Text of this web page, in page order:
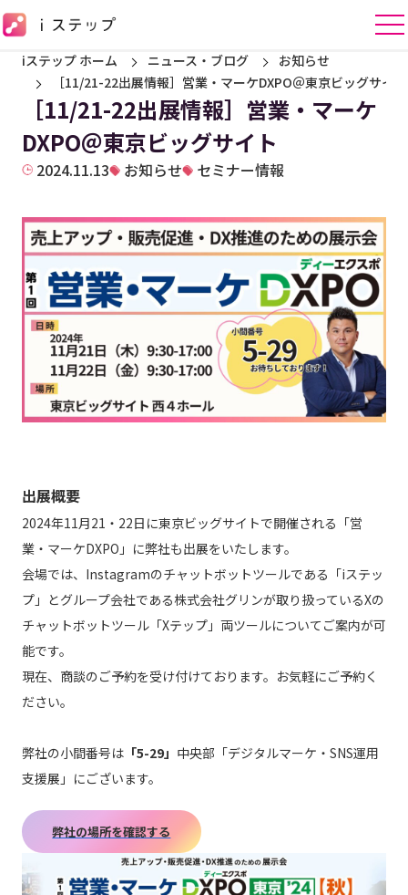
iステップ ホーム ニュース・ブログ
お知らせ
［11/21-22出展情報］営業・マーケDXPO＠東京ビッグサイト
［11/21-22出展情報］営業・マーケ
DXPO＠東京ビッグサイト
2024.11.13 お知らせ セミナー情報
出展概要
2024年11月21・22日に東京ビッグサイトで開催される「営
業・マーケDXPO」に弊社も出展をいたします。
会場では、Instagramのチャットボットツールである「iステッ
プ」とグループ会社である株式会社グリンが取り扱っているXの
チャットボットツール「Xテップ」両ツールについてご案内が可
能です。
現在、商談のご予約を受け付けております。お気軽にご予約く
ださい。
弊社の小間番号は 「5-29」 中央部「デジタルマーケ・SNS運用
支援展」にございます。
弊社の場所を確認する